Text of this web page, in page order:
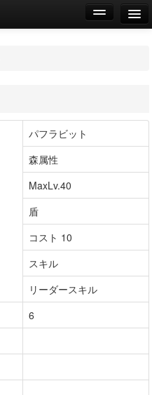
パフラビット
森属性
MaxLv.40
盾
コスト 10
スキル
リーダースキル
6